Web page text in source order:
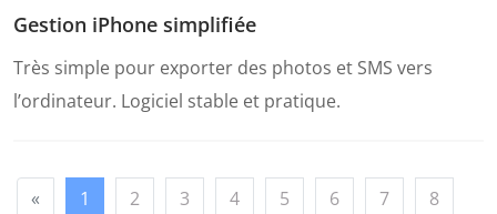
Gestion iPhone simplifiée
Très simple pour exporter des photos et SMS vers
l’ordinateur. Logiciel stable et pratique.
« 1 2 3 4 5 6 7 8